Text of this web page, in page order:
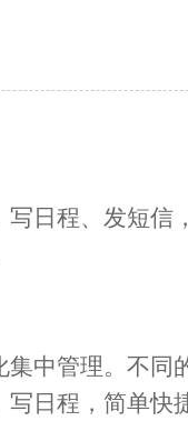
日程、发短
中管理。不
写日程，简单快